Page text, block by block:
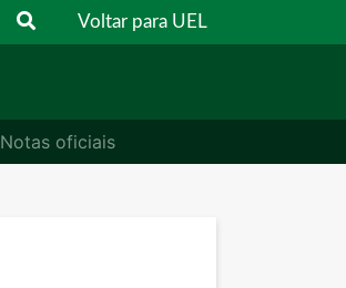
Voltar para UEL
Notas oficiais